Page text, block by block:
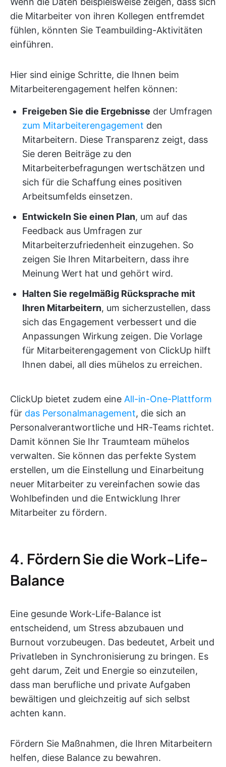
die Mitarbeiter von ihren Kollegen entfremdet
fühlen, könnten Sie Teambuilding-Aktivitäten
einführen.
Hier sind einige Schritte, die Ihnen beim
Mitarbeiterengagement helfen können:
Freigeben Sie die Ergebnisse der Umfragen
zum Mitarbeiterengagement den
Mitarbeitern. Diese Transparenz zeigt, dass
Sie deren Beiträge zu den
Mitarbeiterbefragungen wertschätzen und
sich für die Schaffung eines positiven
Arbeitsumfelds einsetzen.
Entwickeln Sie einen Plan, um auf das
Feedback aus Umfragen zur
Mitarbeiterzufriedenheit einzugehen. So
zeigen Sie Ihren Mitarbeitern, dass ihre
Meinung Wert hat und gehört wird.
Halten Sie regelmäßig Rücksprache mit
Ihren Mitarbeitern, um sicherzustellen, dass
sich das Engagement verbessert und die
Anpassungen Wirkung zeigen. Die Vorlage
für Mitarbeiterengagement von ClickUp hilft
Ihnen dabei, all dies mühelos zu erreichen.
ClickUp bietet zudem eine All-in-One-Plattform
für das Personalmanagement, die sich an
Personalverantwortliche und HR-Teams richtet.
Damit können Sie Ihr Traumteam mühelos
verwalten. Sie können das perfekte System
erstellen, um die Einstellung und Einarbeitung
neuer Mitarbeiter zu vereinfachen sowie das
Wohlbefinden und die Entwicklung Ihrer
Mitarbeiter zu fördern.
4. Fördern Sie die Work-Life-
Balance
Eine gesunde Work-Life-Balance ist
entscheidend, um Stress abzubauen und
Burnout vorzubeugen. Das bedeutet, Arbeit und
Privatleben in Synchronisierung zu bringen. Es
geht darum, Zeit und Energie so einzuteilen,
dass man berufliche und private Aufgaben
bewältigen und gleichzeitig auf sich selbst
achten kann.
Fördern Sie Maßnahmen, die Ihren Mitarbeitern
helfen, diese Balance zu bewahren.